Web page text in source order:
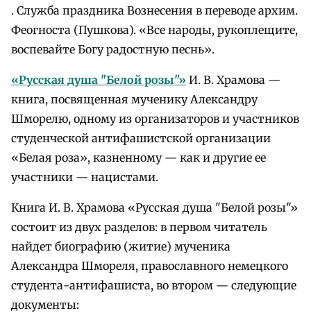
. Служба праздника Вознесения в переводе архим.
Феогноста (Пушкова). «Все народы, рукоплещите,
воспевайте Богу радостную песнь».
«Русская душа "Белой розы"» И. В. Храмова —
книга, посвященная мученику Александру
Шморелю, одному из организаторов и участников
студенческой антифашистской организации
«Белая роза», казненному — как и другие ее
участники — нацистами.
Книга И. В. Храмова «Русская душа "Белой розы"»
состоит из двух разделов: в первом читатель
найдет биографию (житие) мученика
Александра Шмореля, православного немецкого
студента-антифашиста, во втором — следующие
документы: